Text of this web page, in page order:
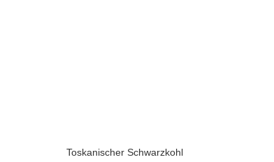
Toskanischer Schwarzkohl